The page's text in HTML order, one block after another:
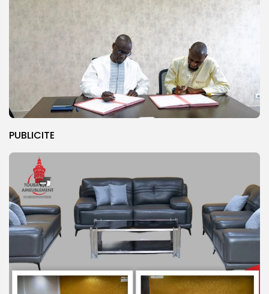
PUBLICITE